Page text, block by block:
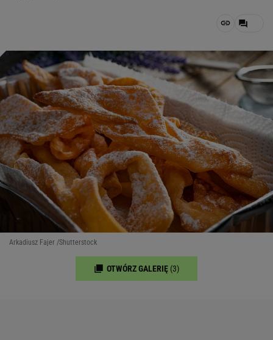
Arkadiusz Fajer /Shutterstock
OTWÓRZ GALERIĘ (3)